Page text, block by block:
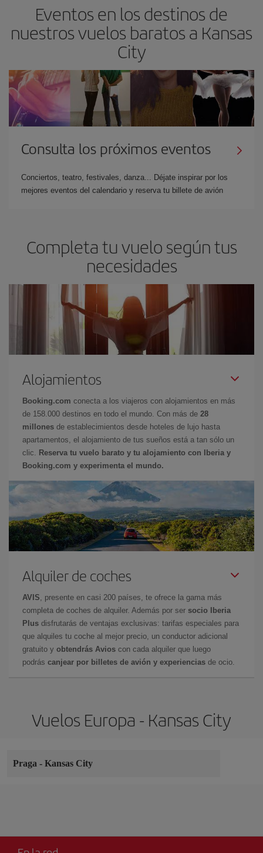
Eventos en los destinos de
nuestros vuelos baratos a Kansas
City
Consulta los próximos eventos
Conciertos, teatro, festivales, danza... Déjate inspirar por los
mejores eventos del calendario y reserva tu billete de avión
Completa tu vuelo según tus
necesidades
Alojamientos
Booking.com conecta a los viajeros con alojamientos en más
de 158.000 destinos en todo el mundo. Con más de 28
millones de establecimientos desde hoteles de lujo hasta
apartamentos, el alojamiento de tus sueños está a tan sólo un
clic.
Reserva tu vuelo barato y tu alojamiento con Iberia y
Booking.com y experimenta el mundo.
Alquiler de coches
AVIS , presente en casi 200 países, te ofrece la gama más
completa de coches de alquiler. Además por ser socio Iberia
Plus disfrutarás de ventajas exclusivas: tarifas especiales para
que alquiles tu coche al mejor precio, un conductor adicional
gratuito y obtendrás Avios con cada alquiler que luego
podrás canjear por billetes de avión y experiencias de ocio.
Vuelos Europa - Kansas City
Praga - Kansas City